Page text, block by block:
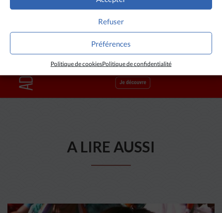
Refuser
Préférences
Politique de cookiesPolitique de confidentialité
A LIRE AUSSI